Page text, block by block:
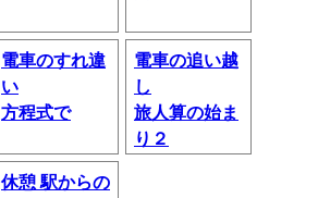
電車のすれ違
い
方程式で
電車の追い越
し
旅人算の始ま
り２
休憩 駅からの